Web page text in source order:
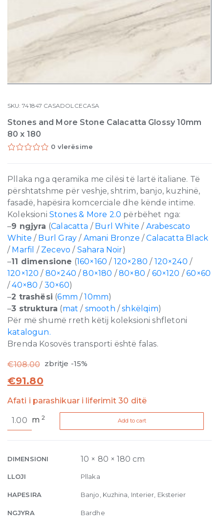
SKU:741847 CASADOLCECASA
Stones and More Stone Calacatta Glossy 10mm
80 x 180
0 vlerësime
Pllaka nga qeramika me cilësi të lartë italiane. Të
përshtatshme për veshje, shtrim, banjo, kuzhinë,
fasadë, hapësira komcerciale dhe kënde intime.
Koleksioni Stones & More 2.0 përbëhet nga:
–9 ngjyra (Calacatta / Burl White / Arabescato
White / Burl Gray / Amani Bronze /Calacatta Black
/ Marfil / Zecevo/ Sahara Noir)
–11 dimensione (160×160 / 120×280 / 120×240 /
120×120 / 80×240 /80×180 /80×80 / 60×120 /60×60
/40×80 / 30×60)
–2 trashësi (6mm /10mm)
–3 struktura (mat/ smooth /shkëlqim)
Për më shumë rreth këtij koleksioni shfletoni
katalogun.
Brenda Kosovës transporti është falas.
€108.00 zbritje -15%
€91.80
Afati i parashikuar i liferimit 30 ditë
and
Calacatta
10mm
80
180
m2 Add to cart
DIMENSIONI 10 × 80 × 180 cm
LLOJI Pllaka
HAPESIRA Banjo, Kuzhina, Interier, Eksterier
NGJYRA Bardhe